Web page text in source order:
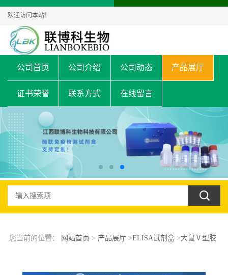
欢迎访问本站！
公司首页 公司介绍 公司动态 产品展厅
证书荣誉 联系方式 在线留言
您当前的位置： 网站首页 > 产品展厅 >ELISA试剂盒>大鼠Ⅴ型胶